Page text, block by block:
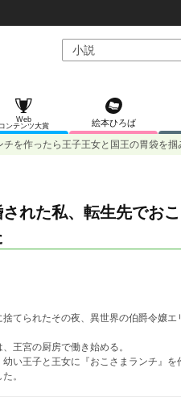
Web
コンテンツ大賞
絵本ひろば
を作ったら王子王女と国王の胃袋を掴
れた私、転生先でお
てられたその夜、異世界の伯爵令嬢エ
王宮の厨房で働き始める。
幼い王子と王女に『おこさまランチ』
。